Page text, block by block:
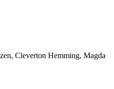
Cleverton Hemming, Magda